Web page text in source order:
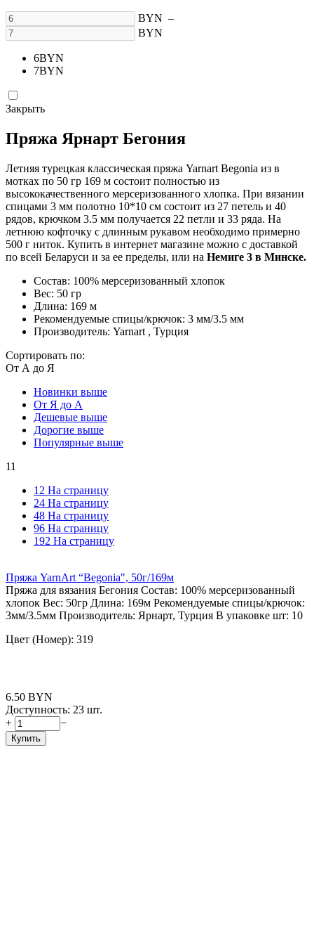
BYN –
BYN
6BYN
7BYN
Закрыть
Пряжа Ярнарт Бегония
Летняя турецкая классическая пряжа Yarnart Begonia из в
мотках по 50 гр 169 м состоит полностью из
высококачественного мерсеризованного хлопка. При вязании
спицами 3 мм полотно 10*10 см состоит из 27 петель и 40
рядов, крючком 3.5 мм получается 22 петли и 33 ряда. На
летнюю кофточку с длинным рукавом необходимо примерно
500 г ниток. Купить в интернет магазине можно с доставкой
по всей Беларуси и за ее пределы, или на Немиге 3 в Минске.
Состав: 100% мерсеризованный хлопок
Вес: 50 гр
Длина: 169 м
Рекомендуемые спицы/крючок: 3 мм/3.5 мм
Производитель: Yarnart , Турция
Сортировать по:
От А до Я
Новинки выше
От Я до А
Дешевые выше
Дорогие выше
Популярные выше
11
12 На страницу
24 На страницу
48 На страницу
96 На страницу
192 На страницу
Пряжа YarnArt “Begonia", 50г/169м
Пряжа для вязания Бегония Состав: 100% мерсеризованный
хлопок Вес: 50гр Длина: 169м Рекомендуемые спицы/крючок:
3мм/3.5мм Производитель: Ярнарт, Турция В упаковке шт: 10
Цвет (Номер): 319
6.50 BYN
Доступность: 23 шт.
+
−
Купить